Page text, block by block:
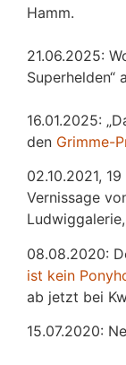
Hamm.
21.06.2025:
Superhelden“
16.01.2025:
den Grimme-
02.10.2021,
Vernissage
08.08.2020:
ist kein
ab jetzt bei
15.07.2020: